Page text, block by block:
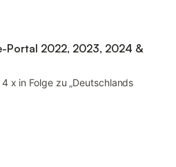
Portal 2022, 2023, 2024 &
x in Folge zu „Deutschlands